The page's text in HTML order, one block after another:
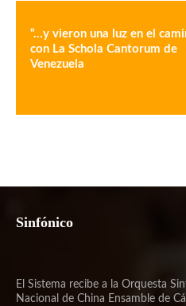
“…y vieron una luz en el
con La Schola Cantorum de
Venezuela
Sinfónico
El Sistema recibe a la Orquesta
Nacional de China Ensamble de